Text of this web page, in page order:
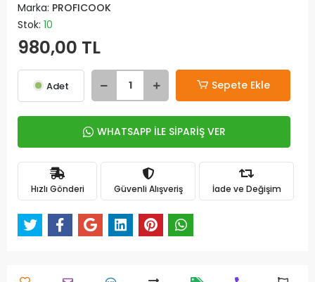
Marka: PROFICOOK
Stok: 10
980,00 TL
Adet Sepete Ekle
WHATSAPP İLE SİPARİŞ VER
Hızlı Gönderi Güvenli Alışveriş İade ve Değişim